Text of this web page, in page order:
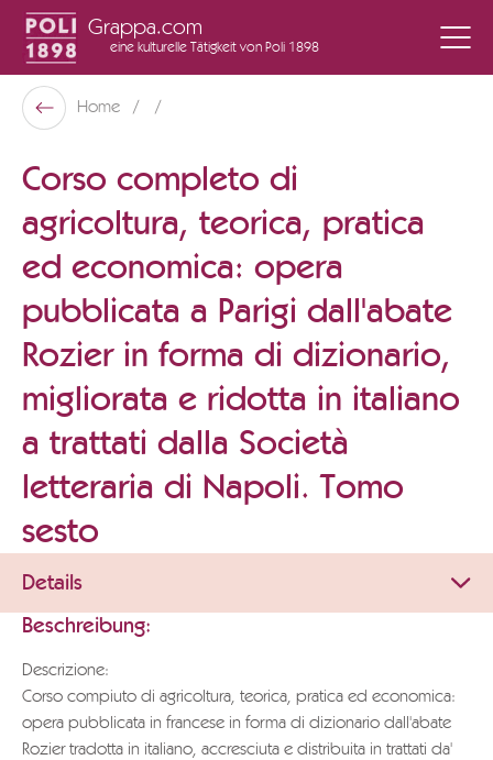
Grappa.com
eine kulturelle Tätigkeit von Poli 1898
Poli Museo Della Grappa
Zurück
Home
Corso completo di
agricoltura, teorica, pratica
ed economica: opera
pubblicata a Parigi dall'abate
Rozier in forma di dizionario,
migliorata e ridotta in italiano
a trattati dalla Società
letteraria di Napoli. Tomo
sesto
Details
Beschreibung:
Descrizione:
Corso compiuto di agricoltura, teorica, pratica ed economica:
opera pubblicata in francese in forma di dizionario dall'abate
Rozier tradotta in italiano, accresciuta e distribuita in trattati da'